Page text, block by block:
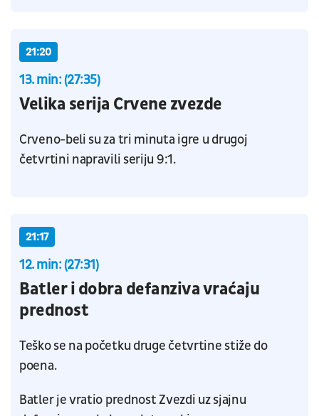
21:20
13. min: (27:35)
Velika serija Crvene zvezde
Crveno-beli su za tri minuta igre u drugoj
četvrtini napravili seriju 9:1.
21:17
12. min: (27:31)
Batler i dobra defanziva vraćaju
prednost
Teško se na početku druge četvrtine stiže do
poena.
Batler je vratio prednost Zvezdi uz sjajnu